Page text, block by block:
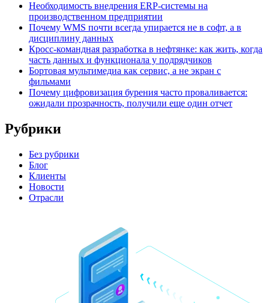
Необходимость внедрения ERP-системы на
производственном предприятии
Почему WMS почти всегда упирается не в софт, а в
дисциплину данных
Кросс-командная разработка в нефтянке: как жить, когда
часть данных и функционала у подрядчиков
Бортовая мультимедиа как сервис, а не экран с
фильмами
Почему цифровизация бурения часто проваливается:
ожидали прозрачность, получили еще один отчет
Рубрики
Без рубрики
Блог
Клиенты
Новости
Отрасли